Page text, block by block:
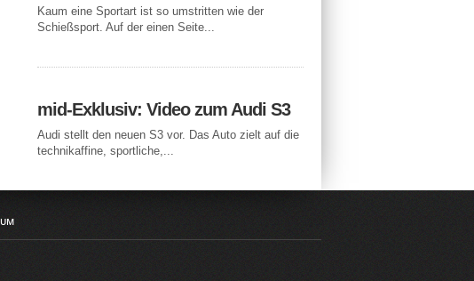
Kaum eine Sportart ist so umstritten wie der
Schießsport. Auf der einen Seite...
mid-Exklusiv: Video zum Audi S3
Audi stellt den neuen S3 vor. Das Auto zielt auf die
technikaffine, sportliche,...